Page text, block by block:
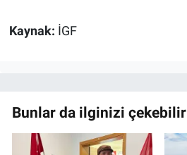
Kaynak: İGF
Bunlar da ilginizi çekebilir